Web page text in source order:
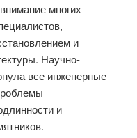
многих
и
Научно-
все инженерные
и